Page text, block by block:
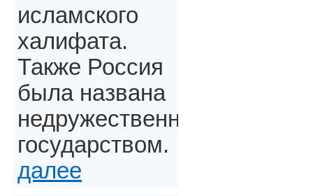
исламского
халифата.
Также Россия
была названа
недружественным
государством.
далее